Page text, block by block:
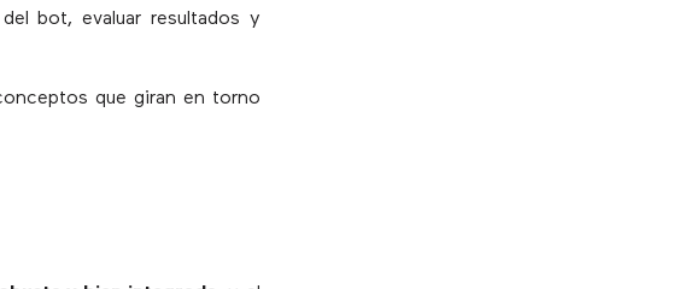
bot, evaluar resultados y
que giran en torno